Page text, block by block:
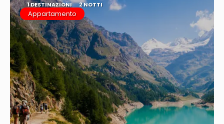
1 DESTINAZIONI 2 NOTTI
Appartamento